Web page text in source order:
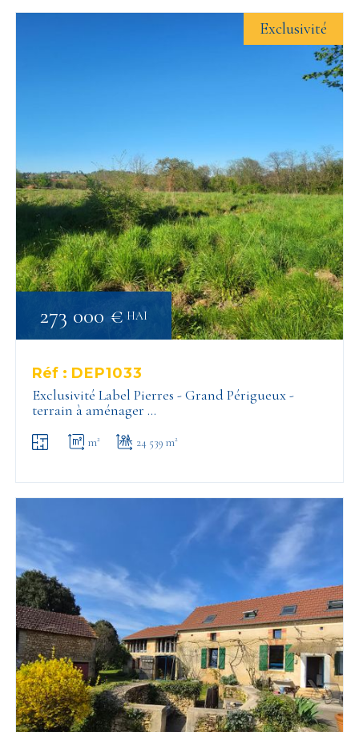
Exclusivité
Réf : DEP1033
Exclusivité Label Pierres - Grand Périgueux -
terrain à aménager …
m² 24 539 m²
273 000 € HAI